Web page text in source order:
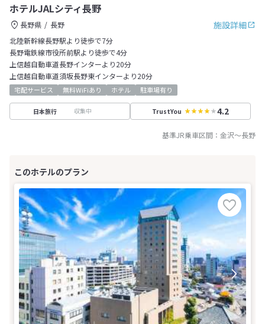
ホテルJALシティ長野
施設詳細
長野県
長野
北陸新幹線長野駅より徒歩で7分
長野電鉄線市役所前駅より徒歩で4分
上信越自動車道長野インターより20分
上信越自動車道須坂長野東インターより20分
宅配サービス 無料WiFiあり ホテル 駐車場有り
日本旅行 収集中 TrustYou 4.2
基準JR乗車区間： 金沢～長野